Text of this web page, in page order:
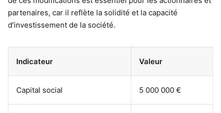
partenaires, car il reflète la solidité et la capacité
d’investissement de la société.
Indicateur Valeur
Capital social 5 000 000 €